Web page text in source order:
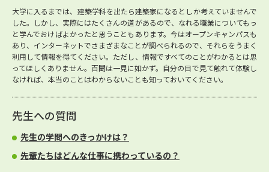
大学に入るまでは、建築学科を出たら建築家になるとしか考えていませんで
した。しかし、実際にはたくさんの道があるので、なれる職業についてもっ
と学んでおけばよかったと思うこともあります。今はオープンキャンパスも
あり、インターネットでさまざまなことが調べられるので、それらをうまく
利用して情報を得てください。ただし、情報ですべてのことがわかるとは思
ってほしくありません。百聞は一見に如かず。自分の目で見て触れて体験し
なければ、本当のことはわからないことも知っておいてください。
先生への質問
先生の学問へのきっかけは？
先輩たちはどんな仕事に携わっているの？